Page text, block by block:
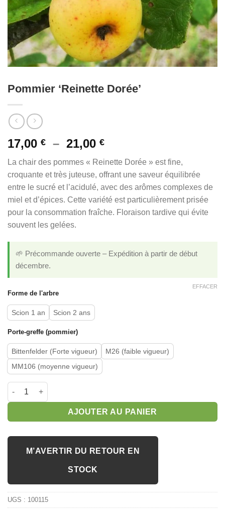
Pommier ‘Reinette Dorée’
17,00 € – 21,00 €Plage
prix :
17,00 €
à
21,00 €
La chair des pommes « Reinette Dorée » est fine,
croquante et très juteuse, offrant une saveur équilibrée
entre le sucré et l’acidulé, avec des arômes complexes de
miel et d’épices. Cette variété est particulièrement prisée
pour la consommation fraîche. Floraison tardive qui évite
souvent les gelées.
🌱 Précommande ouverte – Expédition à partir de début
décembre.
Forme de l'arbre
Scion 1 an Scion 2 ans
Porte-greffe (pommier)
Bittenfelder (Forte vigueur)
M26 (faible vigueur)
MM106 (moyenne vigueur)
EFFACER
quantité de Pommier 'Reinette Dorée'
AJOUTER AU PANIER
M’AVERTIR DU RETOUR EN
STOCK
UGS : 100115